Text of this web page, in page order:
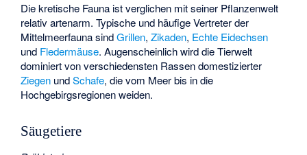
Die kretische Fauna ist verglichen mit seiner Pflanzenwelt
relativ artenarm. Typische und häufige Vertreter der
Mittelmeerfauna sindGrillen,Zikaden, Echte Eidechsen
und Fledermäuse. Augenscheinlich wird die Tierwelt
dominiert von verschiedensten Rassen domestizierter
Ziegen undSchafe, die vom Meer bis in die
Hochgebirgsregionen weiden.
Säugetiere